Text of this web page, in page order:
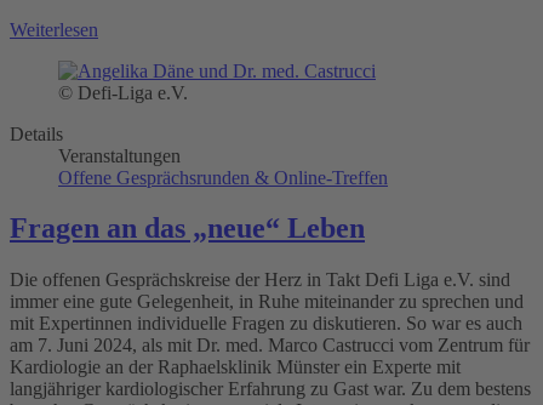
Weiterlesen
© Defi-Liga e.V.
Details
Veranstaltungen
Offene Gesprächsrunden & Online-Treffen
Fragen an das „neue“ Leben
Die offenen Gesprächskreise der Herz in Takt Defi Liga e.V. sind
immer eine gute Gelegenheit, in Ruhe miteinander zu sprechen und
mit Expertinnen individuelle Fragen zu diskutieren. So war es auch
am 7. Juni 2024, als mit Dr. med. Marco Castrucci vom Zentrum für
Kardiologie an der Raphaelsklinik Münster ein Experte mit
langjähriger kardiologischer Erfahrung zu Gast war. Zu dem bestens